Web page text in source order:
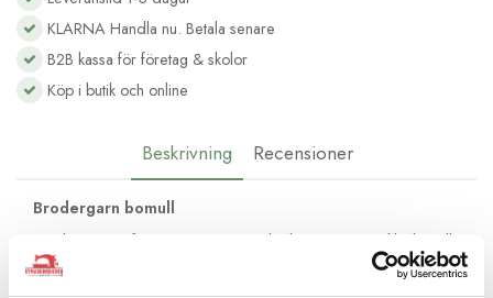
KLARNA Handla nu. Betala senare
B2B kassa för företag & skolor
Köp i butik och online
Beskrivning Recensioner
Brodergarn bomull
Moulinégarnet från DMC är av hög kvalité och passar lika bra till
frihandsbroderi som till korsstygnsbroderi. Det består av 6
trådar av bomull med vacker glans och kan delas upp efter